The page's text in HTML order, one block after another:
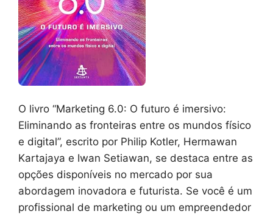
O livro “Marketing 6.0: O futuro é imersivo:
Eliminando as fronteiras entre os mundos físico
e digital”, escrito por Philip Kotler, Hermawan
Kartajaya e Iwan Setiawan, se destaca entre as
opções disponíveis no mercado por sua
abordagem inovadora e futurista. Se você é um
profissional de marketing ou um empreendedor